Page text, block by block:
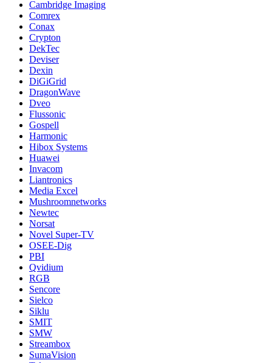
Cambridge Imaging
Comrex
Conax
Crypton
DekTec
Deviser
Dexin
DiGiGrid
DragonWave
Dveo
Flussonic
Gospell
Harmonic
Hibox Systems
Huawei
Invacom
Liantronics
Media Excel
Mushroomnetworks
Newtec
Norsat
Novel Super-TV
OSEE-Dig
PBI
Qvidium
RGB
Sencore
Sielco
Siklu
SMIT
SMW
Streambox
SumaVision